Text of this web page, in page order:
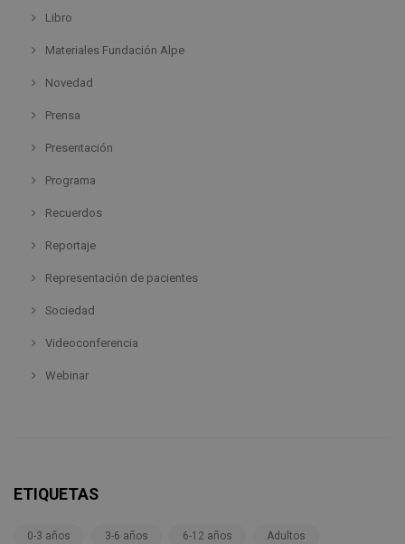
Libro
Materiales Fundación Alpe
Novedad
Prensa
Presentación
Programa
Recuerdos
Reportaje
Representación de pacientes
Sociedad
Videoconferencia
Webinar
ETIQUETAS
0-3 años 3-6 años 6-12 años Adultos